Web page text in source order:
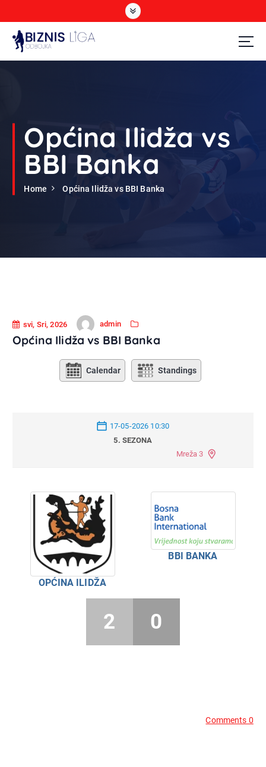
Odbojka
Općina Ilidža vs
BBI Banka
Home Općina Ilidža vs BBI Banka
svi, Sri, 2026 admin
Općina Ilidža vs BBI Banka
Calendar Standings
17-05-2026 10:30
5. SEZONA
Mreža 3
OPĆINA ILIDŽA
BBI BANKA
2 0
Comments 0